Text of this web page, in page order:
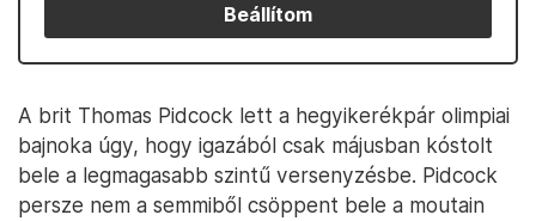
Beállítom
A brit Thomas Pidcock lett a hegyikerékpár olimpiai
bajnoka úgy, hogy igazából csak májusban kóstolt
bele a legmagasabb szintű versenyzésbe. Pidcock
persze nem a semmiből csöppent bele a moutain